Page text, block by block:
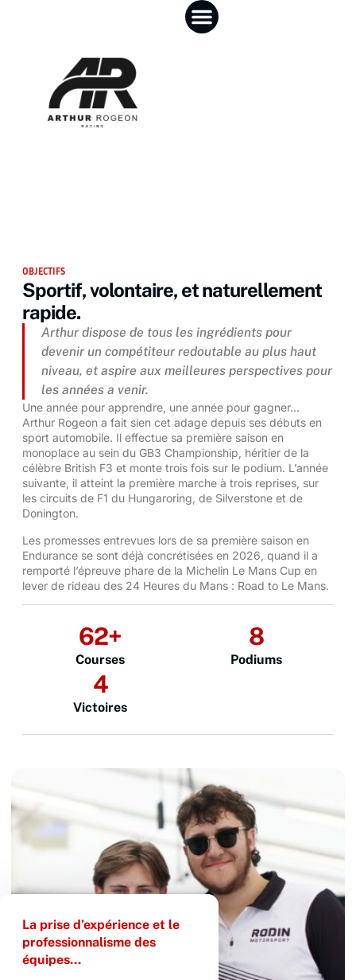
OBJECTIFS
Sportif, volontaire, et naturellement
rapide.
Arthur dispose de tous les ingrédients pour
devenir un compétiteur redoutable au plus haut
niveau, et aspire aux meilleures perspectives pour
les années a venir.
Une année pour apprendre, une année pour gagner…
Arthur Rogeon a fait sien cet adage depuis ses débuts en
sport automobile. Il effectue sa première saison en
monoplace au sein du GB3 Championship, héritier de la
célèbre British F3 et monte trois fois sur le podium. L’année
suivante, il atteint la première marche à trois reprises, sur
les circuits de F1 du Hungaroring, de Silverstone et de
Donington.
Les promesses entrevues lors de sa première saison en
Endurance se sont déjà concrétisées en 2026, quand il a
remporté l’épreuve phare de la Michelin Le Mans Cup en
lever de rideau des 24 Heures du Mans : Road to Le Mans.
Courses
62+
Podiums
8
Victoires
4
La prise d’expérience et le
professionnalisme des
équipes...